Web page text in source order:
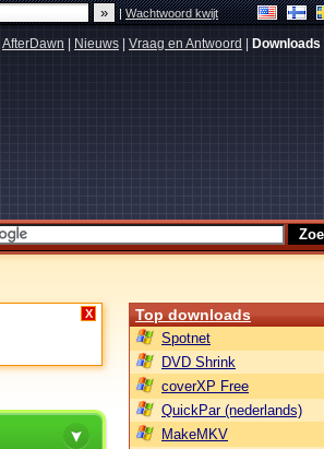
|Wachtwoord kwijt
AfterDawn Nieuws Vraag en Antwoord Downloads
X Top downloads
Spotnet
DVD Shrink
coverXP Free
QuickPar (nederlands)
MakeMKV